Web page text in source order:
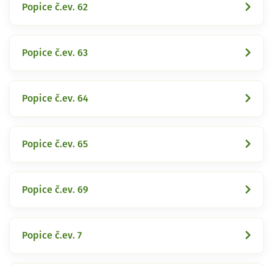
Popice č.ev. 62
Popice č.ev. 63
Popice č.ev. 64
Popice č.ev. 65
Popice č.ev. 69
Popice č.ev. 7